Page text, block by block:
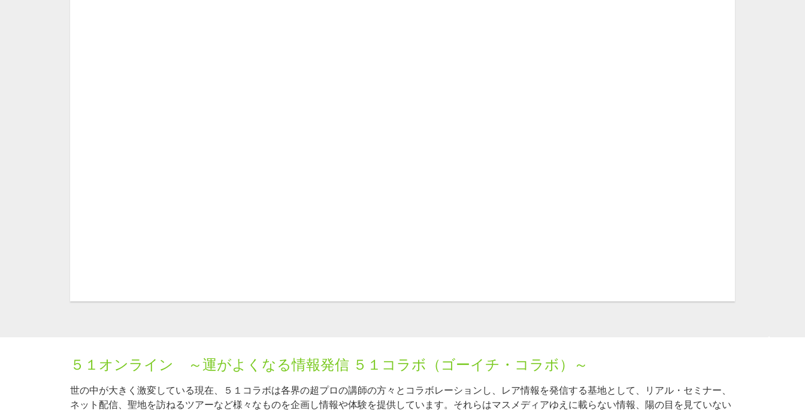
５１オンライン ～運がよくなる情報発信 ５１コラボ（ゴーイチ・コラボ）～
世の中が大きく激変している現在、５１コラボは各界の超プロの講師の方々とコラボレーションし、レア情報を発信する基地として、リアル・セミナー、
ネット配信、聖地を訪ねるツアーなど様々なものを企画し情報や体験を提供しています。それらはマスメディアゆえに載らない情報、陽の目を見ていない